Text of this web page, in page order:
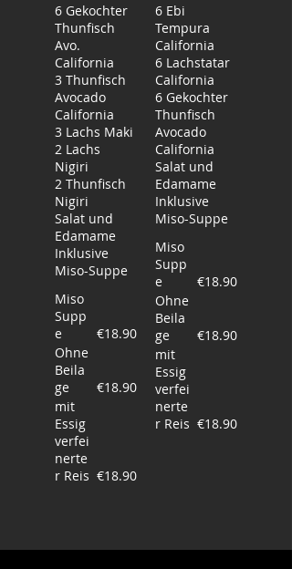
6 Gekochter
Thunfisch
Avo.
California
3 Thunfisch
Avocado
California
3 Lachs Maki
2 Lachs
Nigiri
2 Thunfisch
Nigiri
Salat und
Edamame
Inklusive
Miso-Suppe
Miso
Supp
e
€18.90
Ohne
Beila
ge
€18.90
mit
Essig
verfei
nerte
r Reis €18.90
6 Ebi
Tempura
California
6 Lachstatar
California
6 Gekochter
Thunfisch
Avocado
California
Salat und
Edamame
Inklusive
Miso-Suppe
Miso
Supp
e
€18.90
Ohne
Beila
ge
€18.90
mit
Essig
verfei
nerte
r Reis €18.90